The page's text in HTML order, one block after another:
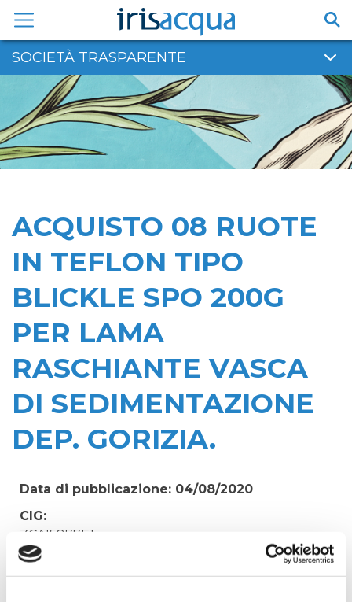
contenuto
SOCIETÀ TRASPARENTE
ACQUISTO 08 RUOTE
IN TEFLON TIPO
BLICKLE SPO 200G
PER LAMA
RASCHIANTE VASCA
DI SEDIMENTAZIONE
DEP. GORIZIA.
Data di pubblicazione: 04/08/2020
CIG:
ZCA15877E1
Struttura proponente:
'Irisacqua srl P.I./C.F. 01070220312. - Ufficio